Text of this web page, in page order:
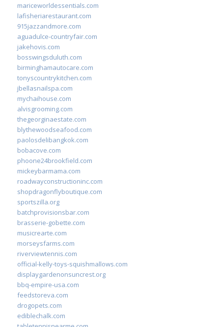
mariceworldessentials.com
lafisheriarestaurant.com
915jazzandmore.com
aguadulce-countryfair.com
jakehovis.com
bosswingsduluth.com
birminghamautocare.com
tonyscountrykitchen.com
jbellasnailspa.com
mychaihouse.com
alvisgrooming.com
thegeorginaestate.com
blythewoodseafood.com
paolosdelibangkok.com
bobacove.com
phoone24brookfield.com
mickeybarmama.com
roadwayconstructioninc.com
shopdragonflyboutique.com
sportszilla.org
batchprovisionsbar.com
brasserie-gobette.com
musicrearte.com
morseysfarms.com
riverviewtennis.com
official-kelly-toys-squishmallows.com
displaygardenonsuncrest.org
bbq-empire-usa.com
feedstoreva.com
drogopets.com
ediblechalk.com